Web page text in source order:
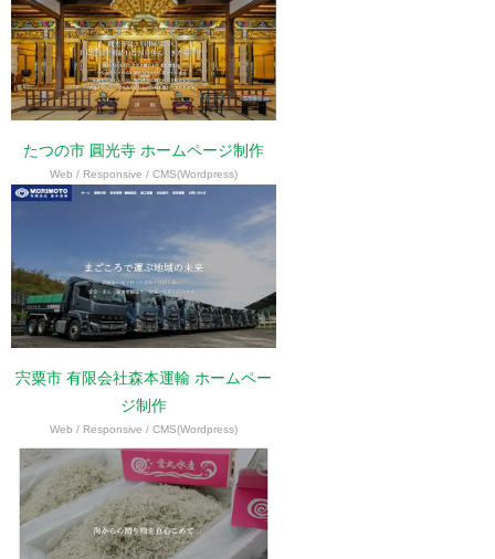
たつの市 圓光寺 ホームページ制作
Web / Responsive / CMS(Wordpress)
宍粟市 有限会社森本運輸 ホームペー
ジ制作
Web / Responsive / CMS(Wordpress)